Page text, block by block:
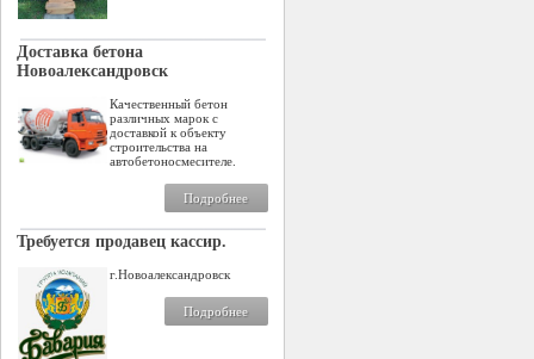
Доставка бетона
Новоалександровск
Качественный бетон
различных марок с
доставкой к объекту
строительства на
автобетоносмесителе.
Подробнее
Требуется продавец кассир.
г.Новоалександровск
Подробнее